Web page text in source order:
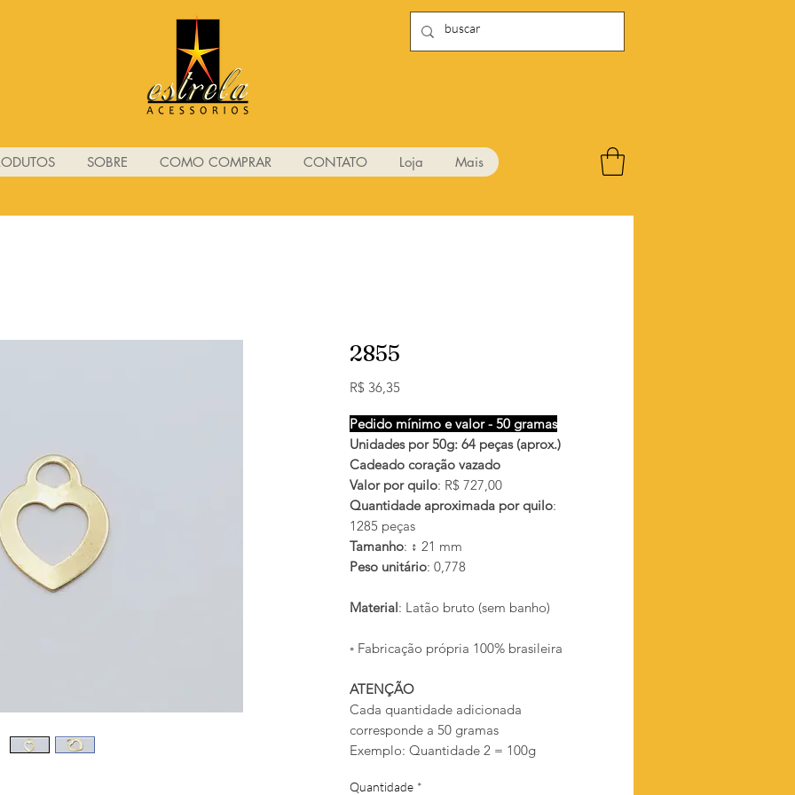
SOBRE COMO COMPRAR CONTATO Loja Mais
2855
R$ 36,35Preço
Pedido mínimo e valor - 50 gramas
Unidades por 50g: 64 peças (aprox.)
Cadeado coração vazado
Valor por quilo: R$ 727,00
Quantidade aproximada por quilo:
1285 peças
Tamanho: ↕ 21 mm
Peso unitário: 0,778
Material: Latão bruto (sem banho)
◦ Fabricação própria 100% brasileira
ATENÇÃO
Cada quantidade adicionada
corresponde a 50 gramas
Exemplo: Quantidade 2 = 100g
Quantidade *